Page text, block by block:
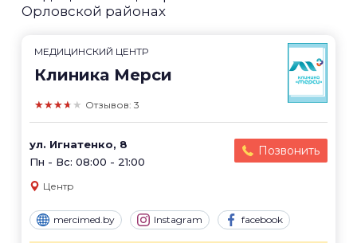
Орловской районах
МЕДИЦИНСКИЙ ЦЕНТР
Клиника Мерси
★★★★★ Отзывов: 3
ул. Игнатенко, 8
Пн - Вс: 08:00 - 21:00
Позвонить
Центр
mercimed.by Instagram facebook